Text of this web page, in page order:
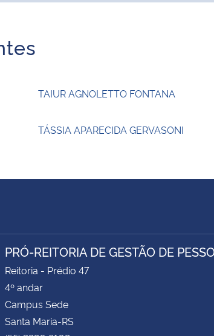
TAIUR AGNOLETTO FONTANA
TÁSSIA APARECIDA GERVASONI
PRÓ-REITORIA DE GESTÃO DE
Reitoria - Prédio 47
4º andar
Campus Sede
Santa Maria-RS